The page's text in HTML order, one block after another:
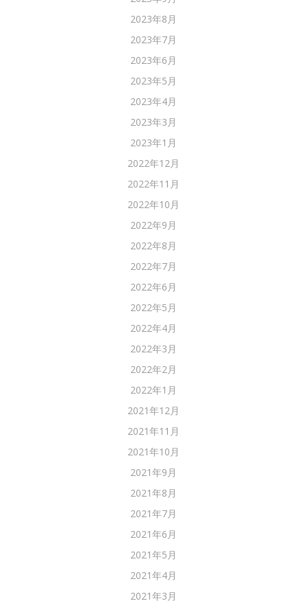
2023年8月
2023年7月
2023年6月
2023年5月
2023年4月
2023年3月
2023年1月
2022年12月
2022年11月
2022年10月
2022年9月
2022年8月
2022年7月
2022年6月
2022年5月
2022年4月
2022年3月
2022年2月
2022年1月
2021年12月
2021年11月
2021年10月
2021年9月
2021年8月
2021年7月
2021年6月
2021年5月
2021年4月
2021年3月